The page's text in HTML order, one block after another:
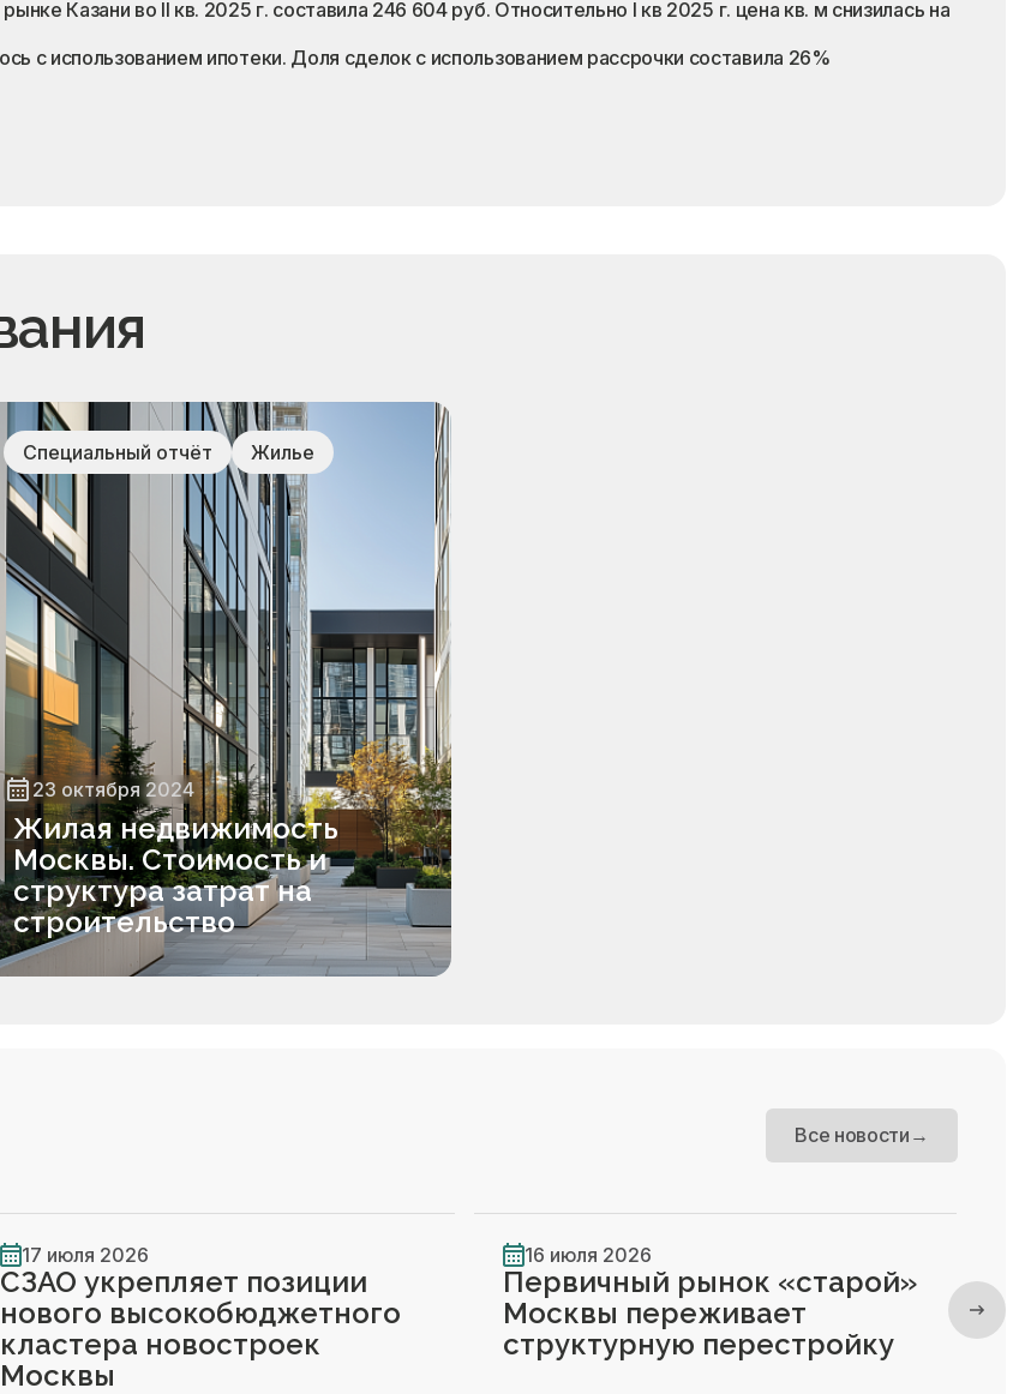
Казани во II кв. 2025 г. составила 246 604 руб. Относительно I кв 2025 г. цена кв. м снизилась на
с использованием ипотеки. Доля сделок с использованием рассрочки составила 26%
Специальный отчёт Жилье
23 октября 2024
Жилая недвижимость
Москвы. Стоимость и
структура затрат на
строительство
Все новости →
17 июля 2026
СЗАО укрепляет позиции
нового высокобюджетного
кластера новостроек
Москвы
16 июля 2026
Первичный рынок «старой»
Москвы переживает
структурную перестройку